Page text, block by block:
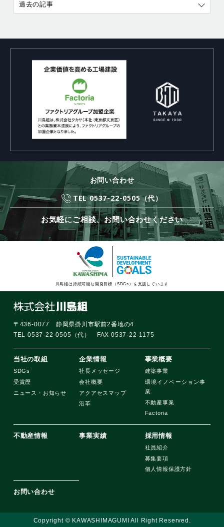
過去の記事
お問い合わせ
TEL 0537-22-0505（代）
お気軽にご相談、お問い合わせください
川島組は持続可能な開発目標（SDGs）を支援しています
〒436-0077 静岡県掛川市駅前2番地の4
TEL 0537-22-0505（代） FAX 0537-22-1175
当社の取組
SDGs
受賞歴
ニュース・お知らせ
企業情報
社長メッセージ
会社概要
アクアセスマップ
沿革
事業概要
建築事業
環境イノベーション事
業
不動産事業
Factoria
不動産情報 事業実績 採用情報
社員紹介
募集要項
個人情報保護方針
お問い合わせ
Copyright © KAWASHIMAGUMI All Right Reserved.